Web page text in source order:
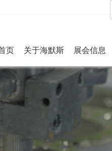
页 关于海默斯 展会信息